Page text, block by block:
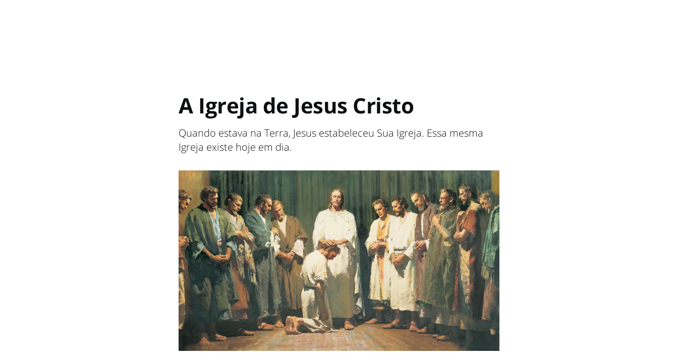
A Igreja de Jesus Cristo
Quando estava na Terra, Jesus estabeleceu Sua Igreja. Essa mesma
Igreja existe hoje em dia.